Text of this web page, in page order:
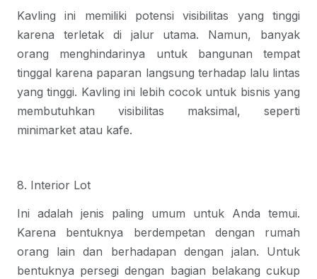
Kavling ini memiliki potensi visibilitas yang tinggi
karena terletak di jalur utama. Namun, banyak
orang menghindarinya untuk bangunan tempat
tinggal karena paparan langsung terhadap lalu lintas
yang tinggi. Kavling ini lebih cocok untuk bisnis yang
membutuhkan visibilitas maksimal, seperti
minimarket atau kafe.
8. Interior Lot
Ini adalah jenis paling umum untuk Anda temui.
Karena bentuknya berdempetan dengan rumah
orang lain dan berhadapan dengan jalan. Untuk
bentuknya persegi dengan bagian belakang cukup